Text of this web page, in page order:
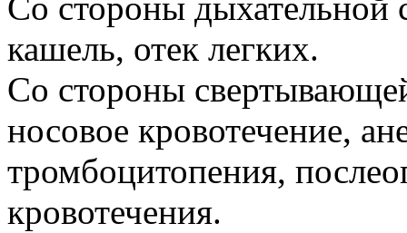
Со стороны
кашель, отек легких.
Со стороны
носовое кровотечение,
тромбоцитопения,
кровотечения.